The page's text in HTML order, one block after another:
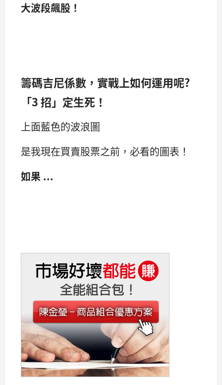
大波段飆股！
籌碼吉尼係數，實戰上如何運用呢?
「3 招」定生死！
上面藍色的波浪圖
是我現在買賣股票之前，必看的圖表！
如果 ...